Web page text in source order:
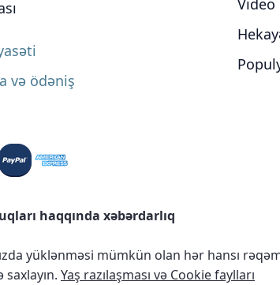
və ödəniş
Video
haqqında xəbərdarlıq
yüklənməsi mümkün olan hər hansı
Yaş razılaşması və Cookie faylları